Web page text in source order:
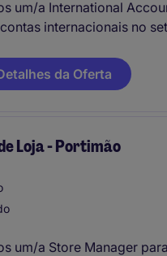
um/a International
internacionais no
de relações
conhecimento na área
da Oferta
Loja - Portimão
um/a Store Manager